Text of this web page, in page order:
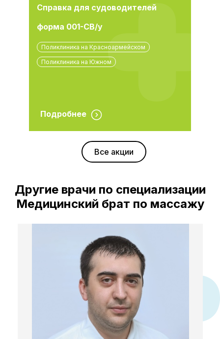
Справка для судоводителей
форма 001-СВ/у
Поликлиника на Красноармейском
Поликлиника на Южном
Подробнее
Все акции
Другие врачи по специализации
Медицинский брат по массажу